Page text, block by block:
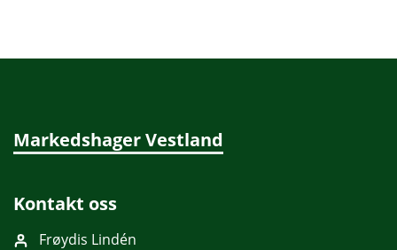
Markedshager Vestland
Kontakt oss
Frøydis Lindén